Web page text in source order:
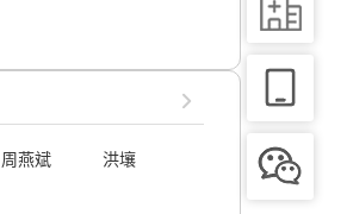
周燕斌 洪壤